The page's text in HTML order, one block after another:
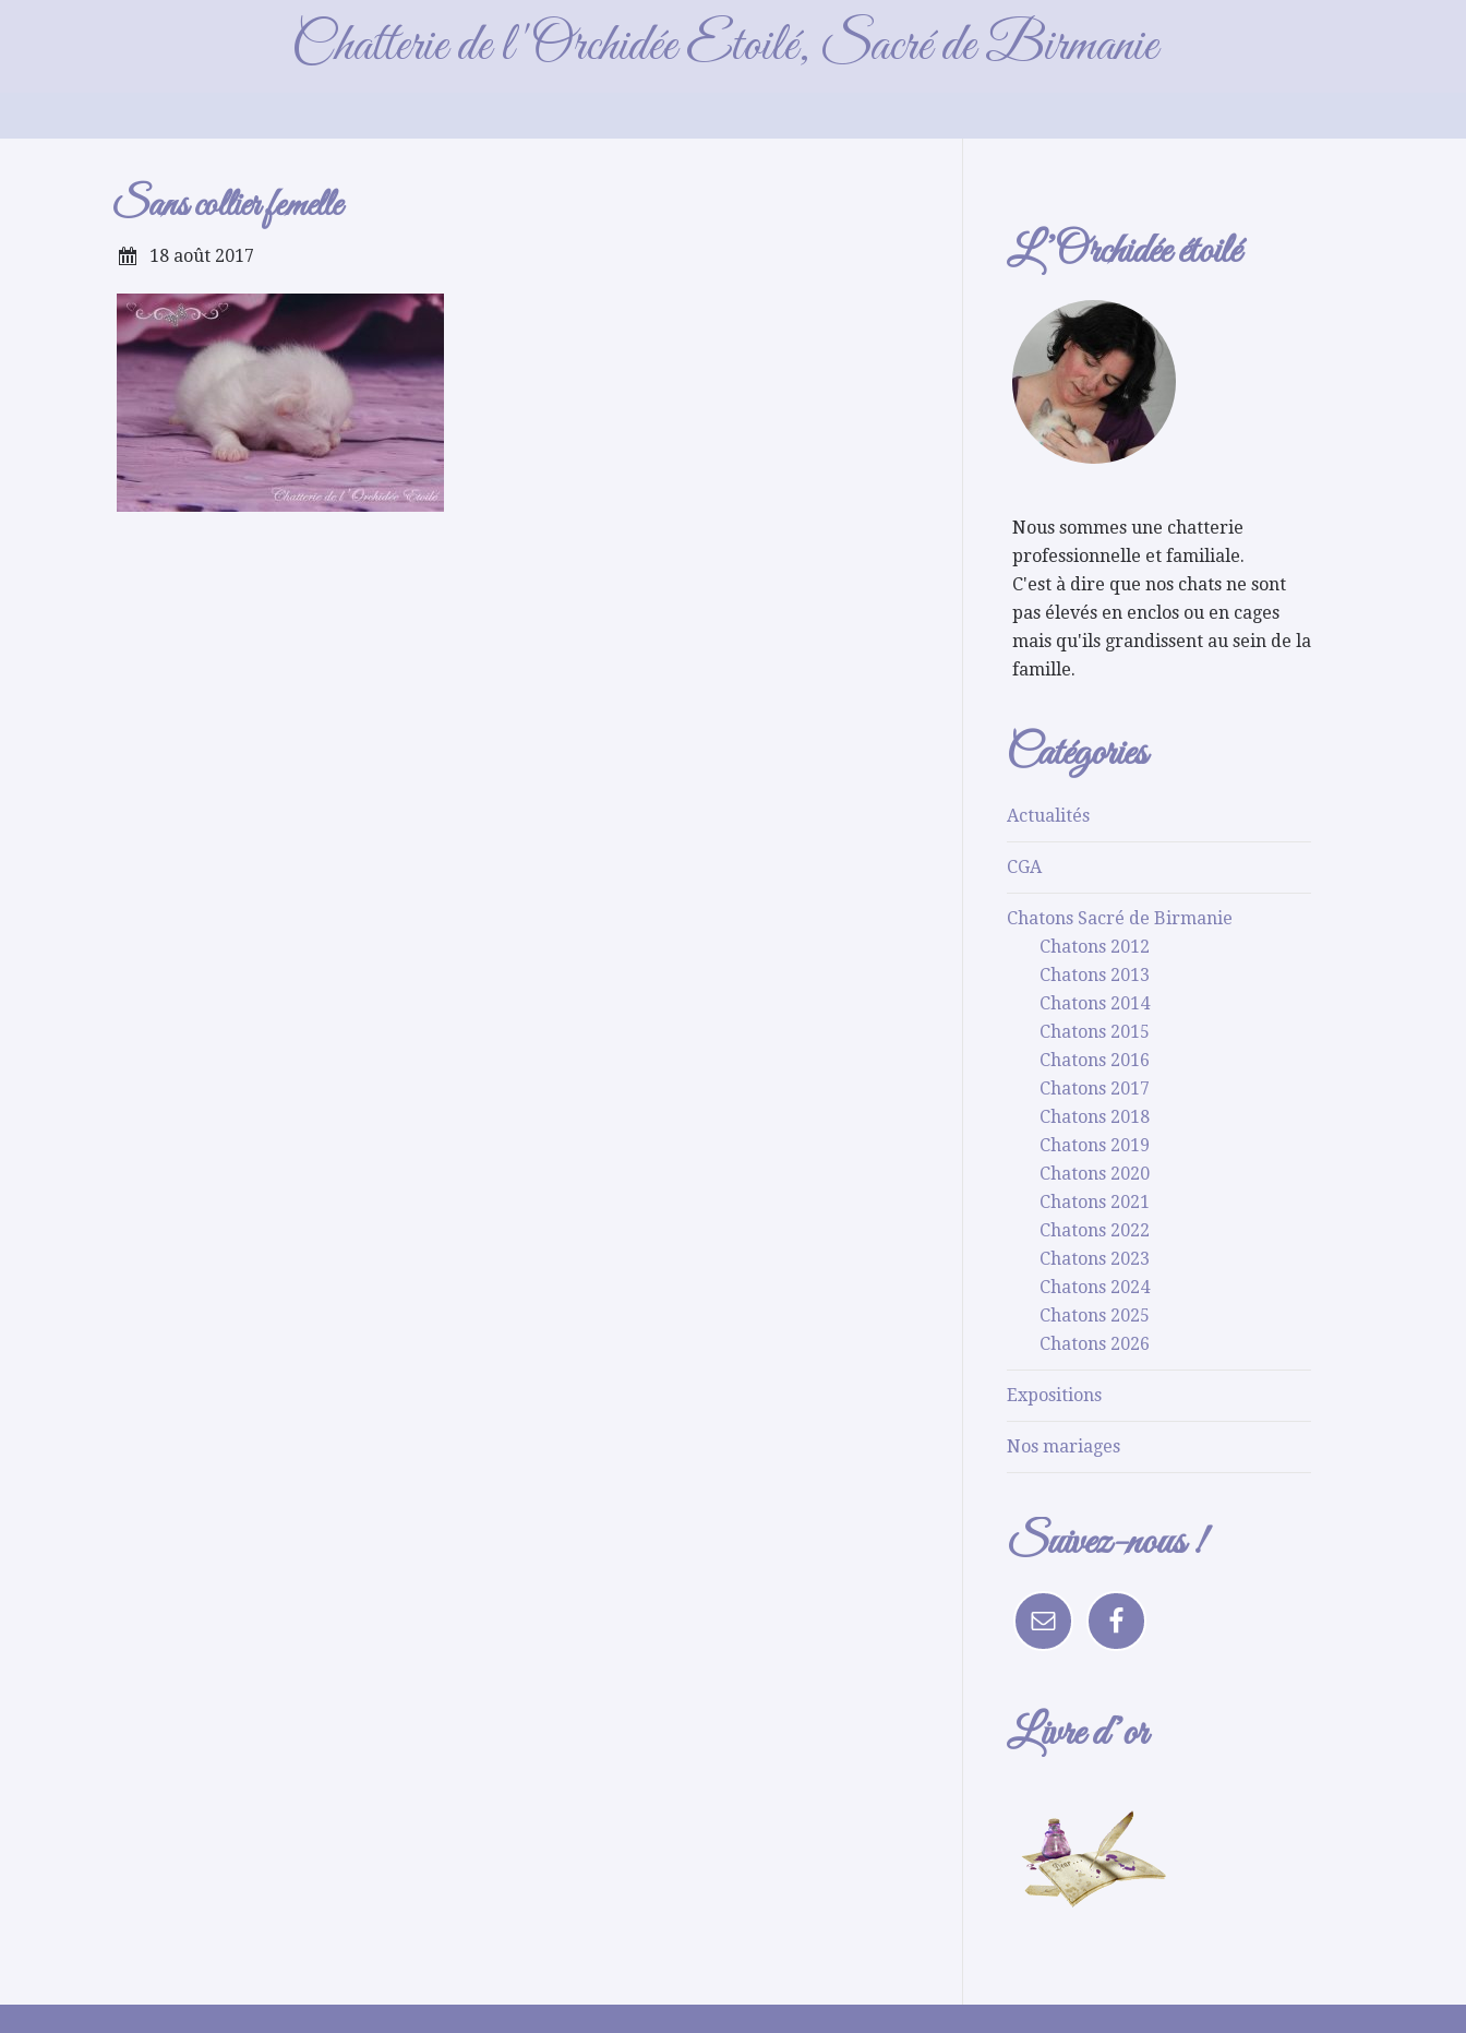
Chatterie de l'Orchidée Etoilé, Sacré de Birmanie
Sans collier femelle
Sans collier femelle
18 août 2017 L’Orchidée étoilé
Nous sommes une chatterie
professionnelle et familiale.
C'est à dire que nos chats ne sont
pas élevés en enclos ou en cages
mais qu'ils grandissent au sein de la
famille.
Catégories
Actualités
CGA
Chatons Sacré de Birmanie
Chatons 2012
Chatons 2013
Chatons 2014
Chatons 2015
Chatons 2016
Chatons 2017
Chatons 2018
Chatons 2019
Chatons 2020
Chatons 2021
Chatons 2022
Chatons 2023
Chatons 2024
Chatons 2025
Chatons 2026
Expositions
Nos mariages
Suivez-nous !
Livre d’or